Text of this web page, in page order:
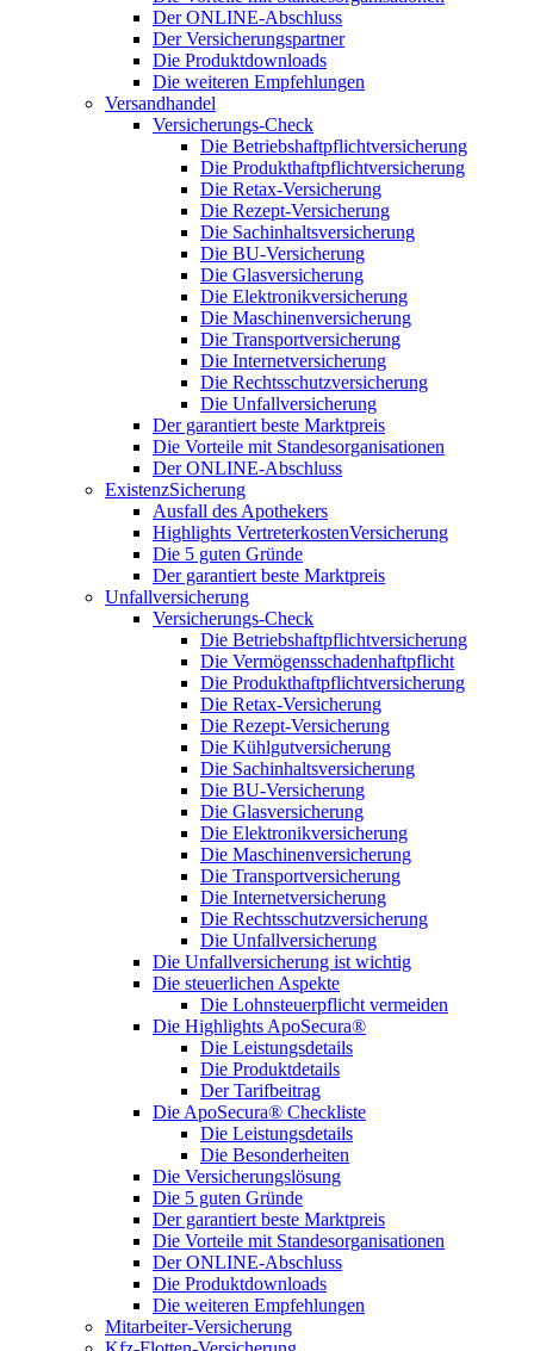
Der ONLINE-Abschluss
Der Versicherungspartner
Die Produktdownloads
Die weiteren Empfehlungen
Versandhandel
Versicherungs-Check
Die Betriebshaftpflichtversicherung
Die Produkthaftpflichtversicherung
Die Retax-Versicherung
Die Rezept-Versicherung
Die Sachinhaltsversicherung
Die BU-Versicherung
Die Glasversicherung
Die Elektronikversicherung
Die Maschinenversicherung
Die Transportversicherung
Die Internetversicherung
Die Rechtsschutzversicherung
Die Unfallversicherung
Der garantiert beste Marktpreis
Die Vorteile mit Standesorganisationen
Der ONLINE-Abschluss
ExistenzSicherung
Ausfall des Apothekers
Highlights VertreterkostenVersicherung
Die 5 guten Gründe
Der garantiert beste Marktpreis
Unfallversicherung
Versicherungs-Check
Die Betriebshaftpflichtversicherung
Die Vermögensschadenhaftpflicht
Die Produkthaftpflichtversicherung
Die Retax-Versicherung
Die Rezept-Versicherung
Die Kühlgutversicherung
Die Sachinhaltsversicherung
Die BU-Versicherung
Die Glasversicherung
Die Elektronikversicherung
Die Maschinenversicherung
Die Transportversicherung
Die Internetversicherung
Die Rechtsschutzversicherung
Die Unfallversicherung
Die Unfallversicherung ist wichtig
Die steuerlichen Aspekte
Die Lohnsteuerpflicht vermeiden
Die Highlights ApoSecura®
Die Leistungsdetails
Die Produktdetails
Der Tarifbeitrag
Die ApoSecura® Checkliste
Die Leistungsdetails
Die Besonderheiten
Die Versicherungslösung
Die 5 guten Gründe
Der garantiert beste Marktpreis
Die Vorteile mit Standesorganisationen
Der ONLINE-Abschluss
Die Produktdownloads
Die weiteren Empfehlungen
Mitarbeiter-Versicherung